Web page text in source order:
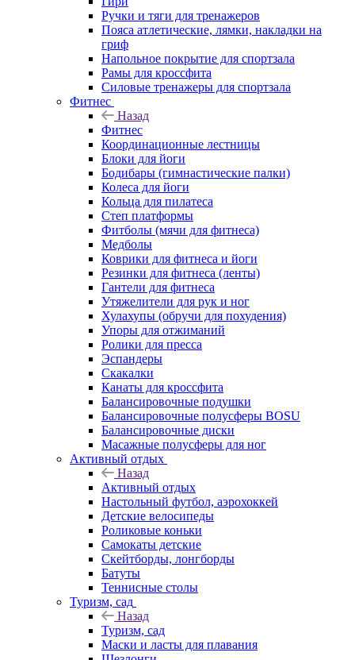
Ручки и тяги для тренажеров
Пояса атлетические, лямки, накладки на
гриф
Напольное покрытие для спортзала
Рамы для кроссфита
Силовые тренажеры для спортзала
Фитнес
Назад
Фитнес
Координационные лестницы
Блоки для йоги
Бодибары (гимнастические палки)
Колеса для йоги
Кольца для пилатеса
Степ платформы
Фитболы (мячи для фитнеса)
Медболы
Коврики для фитнеса и йоги
Резинки для фитнеса (ленты)
Гантели для фитнеса
Утяжелители для рук и ног
Хулахупы (обручи для похудения)
Упоры для отжиманий
Ролики для пресса
Эспандеры
Скакалки
Канаты для кроссфита
Балансировочные подушки
Балансировочные полусферы BOSU
Балансировочные диски
Масажные полусферы для ног
Активный отдых
Назад
Активный отдых
Настольный футбол, аэрохоккей
Детские велосипеды
Роликовые коньки
Самокаты детские
Скейтборды, лонгборды
Батуты
Теннисные столы
Туризм, сад
Назад
Туризм, сад
Маски и ласты для плавания